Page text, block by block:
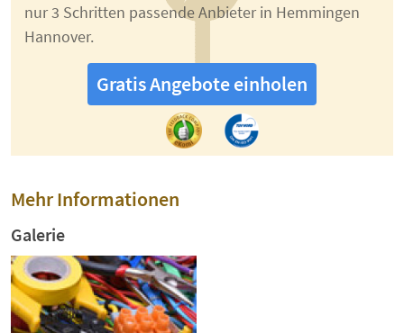
nur 3 Schritten passende Anbieter in Hemmingen
Hannover.
Gratis Angebote einholen
Mehr Informationen
Galerie